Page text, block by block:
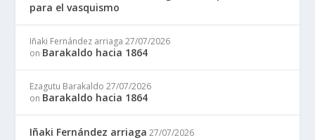
para el vasquismo
Iñaki Fernández arriaga 27/07/2026
on Barakaldo hacia 1864
Ezagutu Barakaldo 27/07/2026
on Barakaldo hacia 1864
Iñaki Fernández arriaga 27/07/2026